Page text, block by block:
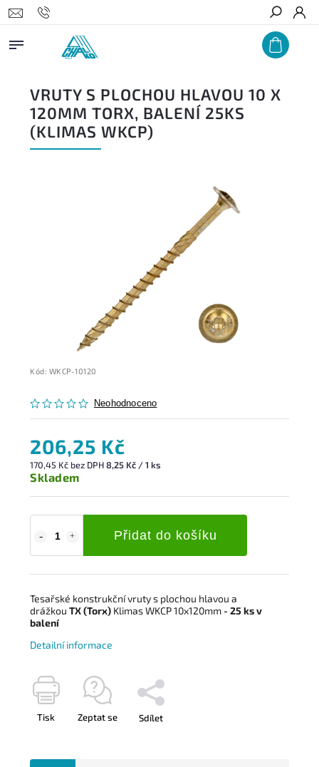
Hledat
VRUTY S PLOCHOU HLAVOU 10 X
120MM TORX, BALENÍ 25KS
(KLIMAS WKCP)
Kód: WKCP-10120
Neohodnoceno
206,25 Kč
170,45 Kč bez DPH8,25 Kč / 1 ks
Skladem
Přidat do košíku
Tesařské konstrukční vruty s plochou hlavou a
drážkou TX (Torx) Klimas WKCP 10x120mm- 25 ks v
balení
Detailní informace
Tisk Zeptat se Sdílet